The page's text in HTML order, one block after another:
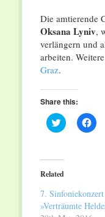
Die amtierende
Oksana Lyniv,
verlängern und
arbeiten.
Graz.
Share this:
Click
to
(Opens
in
new
Click
to
Related
7. Sinfoniekonzert
»Verträumte